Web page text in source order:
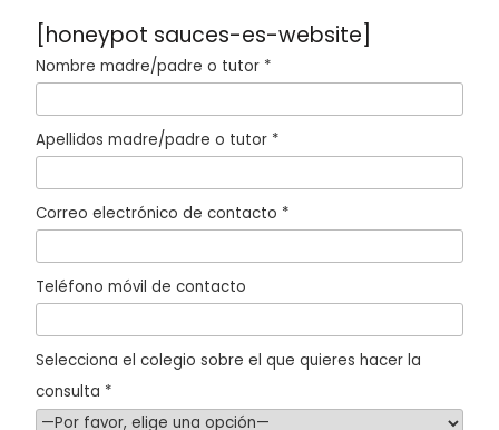
[honeypot sauces-es-website]
Nombre madre/padre o tutor *
Apellidos madre/padre o tutor *
Correo electrónico de contacto *
Teléfono móvil de contacto
Selecciona el colegio sobre el que quieres hacer la
consulta *